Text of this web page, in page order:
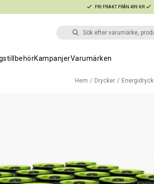
FRI FRAKT FRÅN 499 KR
KampanjerVarumärken
Hem Drycker Energidryck